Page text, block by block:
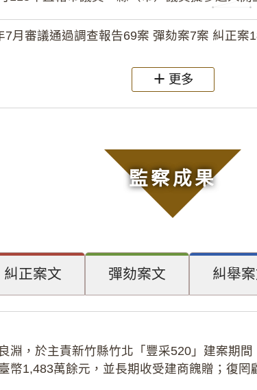
7月審議通過調查報告69案 彈劾案7案 糾正案
更多
監察成果
糾正案文 彈劾案文 糾舉
淵，於主責新竹縣竹北「豐采520」建案期間
幣1,483萬餘元，並長期收受建商餽贈；復罔